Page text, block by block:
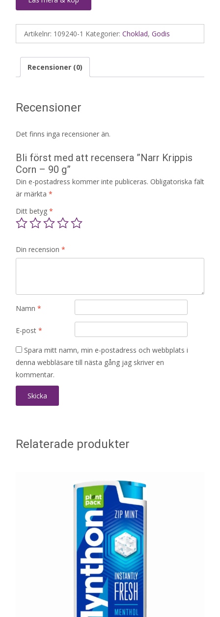
Artikelnr: 109240-1 Kategorier: Choklad, Godis
Recensioner (0)
Recensioner
Det finns inga recensioner än.
Bli först med att recensera ”Narr Krippis
Corn – 90 g”
Din e-postadress kommer inte publiceras. Obligatoriska fält
är märkta *
Ditt betyg *
Din recension *
Namn *
E-post *
Spara mitt namn, min e-postadress och webbplats i
denna webbläsare till nästa gång jag skriver en
kommentar.
Relaterade produkter